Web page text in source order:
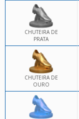
CHUTEIRA DE
PRATA
CHUTEIRA DE
OURO